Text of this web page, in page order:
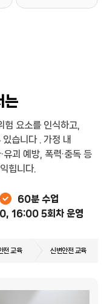
는
요소를 인식하고,
습니다 .
가정 내
괴 예방, 폭력·중독 등
힙니다.
60분 수업
16:00 5회차 운영
전 교육 신변안전 교육